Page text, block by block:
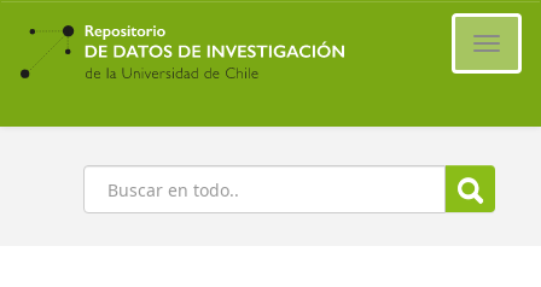
Ir
contenido
principal
Buscar